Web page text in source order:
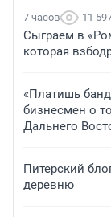
7 часов 11
Сыграем в
которая
«Платишь
бизнесмен о
Дальнего
Питерский
деревню